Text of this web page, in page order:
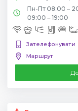
Пн-Пт 08:00 –
09:00 – 19:00
Зателефонувати
Маршрут